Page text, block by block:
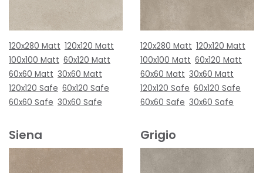
120x280 Matt 120x120 Matt
100x100 Matt 60x120 Matt
60x60 Matt 30x60 Matt
120x120 Safe 60x120 Safe
60x60 Safe 30x60 Safe
120x280 Matt 120x120 Matt
100x100 Matt 60x120 Matt
60x60 Matt 30x60 Matt
120x120 Safe 60x120 Safe
60x60 Safe 30x60 Safe
Siena Grigio